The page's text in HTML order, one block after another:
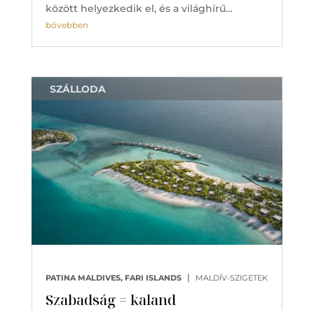
között helyezkedik el, és a világhírű…
bővebben
Szabadság = kaland
PATINA MALDIVES, FARI ISLANDS | MALDÍV-SZIGETEK
SZÁLLODA